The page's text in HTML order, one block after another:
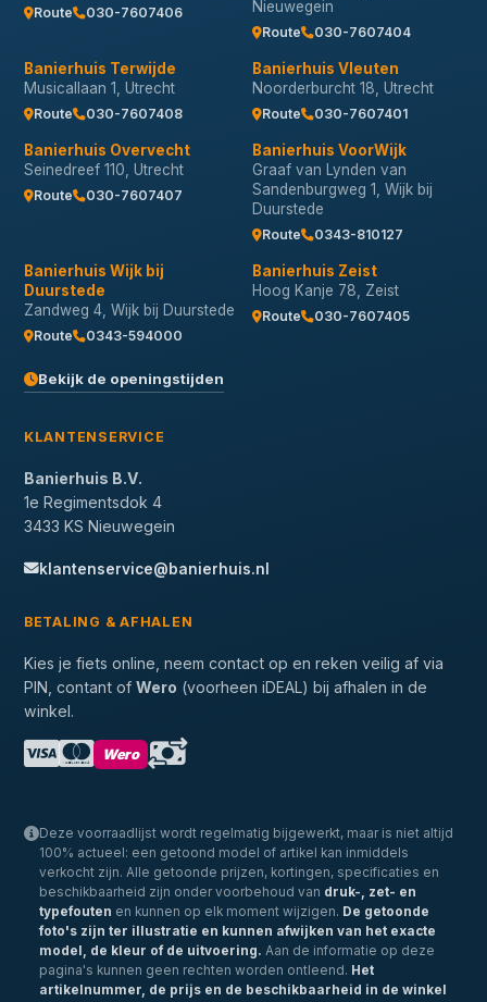
Route 030-7607406
Nieuwegein
Route 030-7607404
Banierhuis Terwijde
Musicallaan 1, Utrecht
Route 030-7607408
Banierhuis Vleuten
Noorderburcht 18, Utrecht
Route 030-7607401
Banierhuis Overvecht
Seinedreef 110, Utrecht
Route 030-7607407
Banierhuis VoorWijk
Graaf van Lynden van
Sandenburgweg 1, Wijk bij
Duurstede
Route 0343-810127
Banierhuis Wijk bij
Duurstede
Zandweg 4, Wijk bij Duurstede
Route 0343-594000
Banierhuis Zeist
Hoog Kanje 78, Zeist
Route 030-7607405
Bekijk de openingstijden
KLANTENSERVICE
Banierhuis B.V.
1e Regimentsdok 4
3433 KS Nieuwegein
klantenservice@banierhuis.nl
BETALING & AFHALEN
Kies je fiets online, neem contact op en reken veilig af via
PIN, contant of Wero (voorheen iDEAL) bij afhalen in de
winkel.
Wero
Deze voorraadlijst wordt regelmatig bijgewerkt, maar is niet altijd
100% actueel: een getoond model of artikel kan inmiddels
verkocht zijn. Alle getoonde prijzen, kortingen, specificaties en
beschikbaarheid zijn onder voorbehoud van druk-, zet- en
typefouten en kunnen op elk moment wijzigen. De getoonde
foto's zijn ter illustratie en kunnen afwijken van het exacte
model, de kleur of de uitvoering. Aan de informatie op deze
pagina's kunnen geen rechten worden ontleend. Het
artikelnummer, de prijs en de beschikbaarheid in de winkel